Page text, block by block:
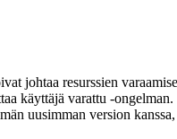
johtaa resurssien
käyttäjä varattu -ongelman.
uusimman version